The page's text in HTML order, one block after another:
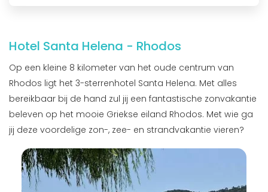
Hotel Santa Helena - Rhodos
Op een kleine 8 kilometer van het oude centrum van
Rhodos ligt het 3-sterrenhotel Santa Helena. Met alles
bereikbaar bij de hand zul jij een fantastische zonvakantie
beleven op het mooie Griekse eiland Rhodos. Met wie ga
jij deze voordelige zon-, zee- en strandvakantie vieren?